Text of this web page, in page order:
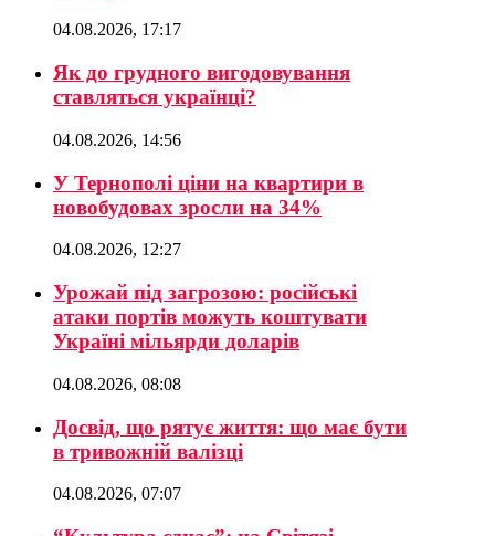
04.08.2026, 17:17
Як до грудного вигодовування
ставляться українці?
04.08.2026, 14:56
У Тернополі ціни на квартири в
новобудовах зросли на 34%
04.08.2026, 12:27
Урожай під загрозою: російські
атаки портів можуть коштувати
Україні мільярди доларів
04.08.2026, 08:08
Досвід, що рятує життя: що має бути
в тривожній валізці
04.08.2026, 07:07